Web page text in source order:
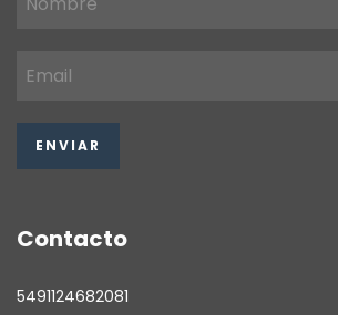
Contacto
5491124682081